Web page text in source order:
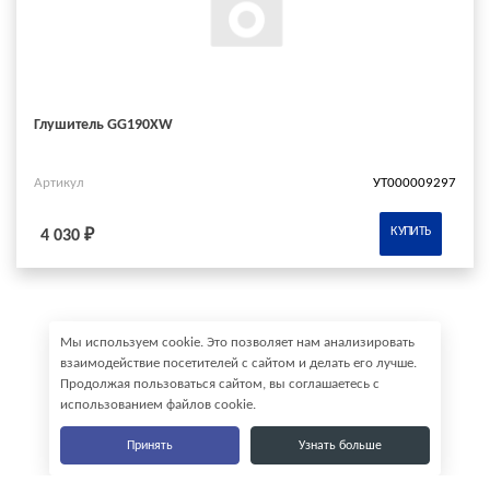
Глушитель GG190XW
Артикул УТ000009297
4 030 ₽ КУПИТЬ
Мы используем cookie. Это позволяет нам анализировать
взаимодействие посетителей с сайтом и делать его лучше.
Продолжая пользоваться сайтом, вы соглашаетесь с
использованием файлов cookie.
Принять Узнать больше